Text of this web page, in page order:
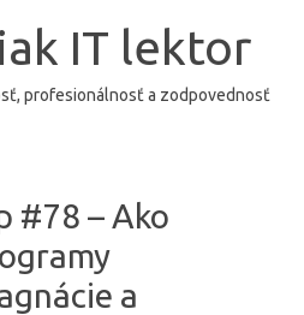
IT lektor
profesionálnosť a zodpovednosť
#78 – Ako
a